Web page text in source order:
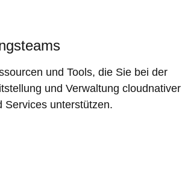
und Tools, die Sie bei der
und Verwaltung cloudnativer
Services unterstützen.